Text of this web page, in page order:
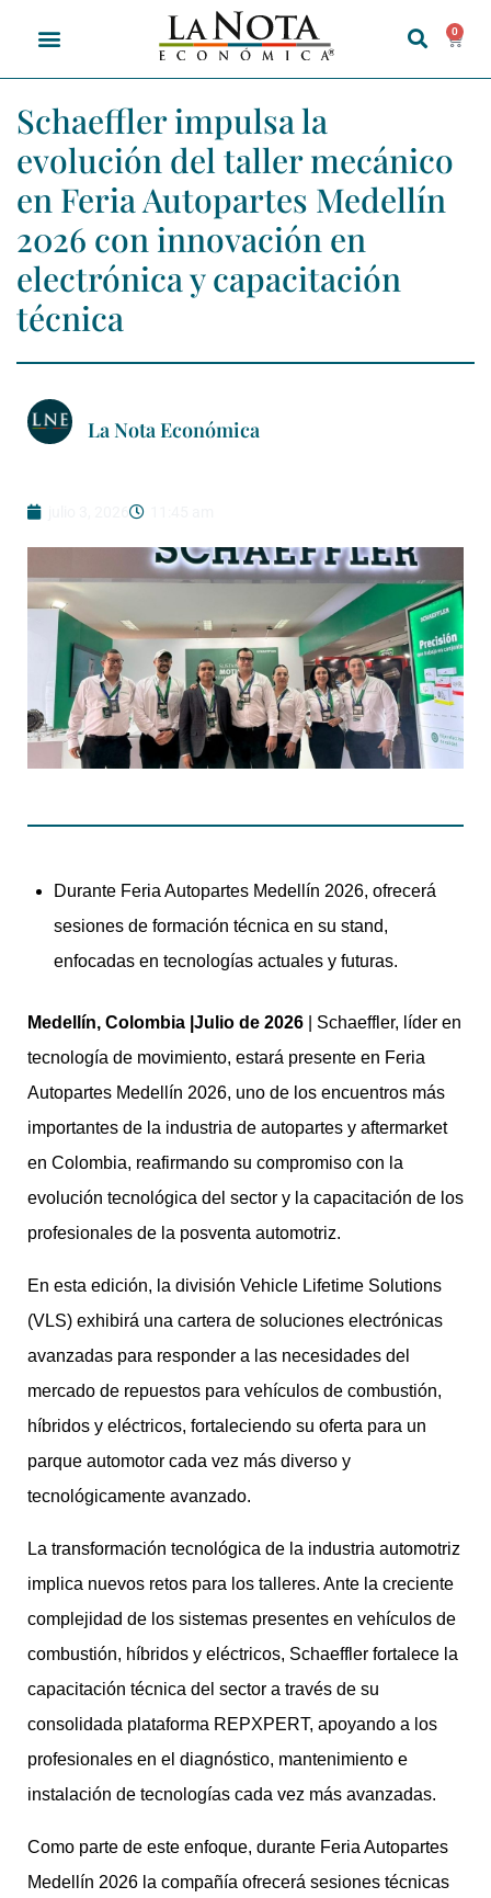
0
Schaeffler impulsa la
evolución del taller mecánico
en Feria Autopartes Medellín
2026 con innovación en
electrónica y capacitación
técnica
La Nota Económica
Durante Feria Autopartes Medellín 2026, ofrecerá
sesiones de formación técnica en su stand,
enfocadas en tecnologías actuales y futuras.
Medellín, Colombia |Julio de 2026 | Schaeffler, líder en
tecnología de movimiento, estará presente en Feria
Autopartes Medellín 2026, uno de los encuentros más
importantes de la industria de autopartes y aftermarket
en Colombia, reafirmando su compromiso con la
evolución tecnológica del sector y la capacitación de los
profesionales de la posventa automotriz.
En esta edición, la división Vehicle Lifetime Solutions
(VLS) exhibirá una cartera de soluciones electrónicas
avanzadas para responder a las necesidades del
mercado de repuestos para vehículos de combustión,
híbridos y eléctricos, fortaleciendo su oferta para un
parque automotor cada vez más diverso y
tecnológicamente avanzado.
La transformación tecnológica de la industria automotriz
implica nuevos retos para los talleres. Ante la creciente
complejidad de los sistemas presentes en vehículos de
combustión, híbridos y eléctricos, Schaeffler fortalece la
capacitación técnica del sector a través de su
consolidada plataforma REPXPERT, apoyando a los
profesionales en el diagnóstico, mantenimiento e
instalación de tecnologías cada vez más avanzadas.
Como parte de este enfoque, durante Feria Autopartes
Medellín 2026 la compañía ofrecerá sesiones técnicas